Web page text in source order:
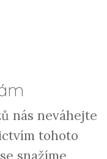
nás neváhejte
tohoto
snažíme